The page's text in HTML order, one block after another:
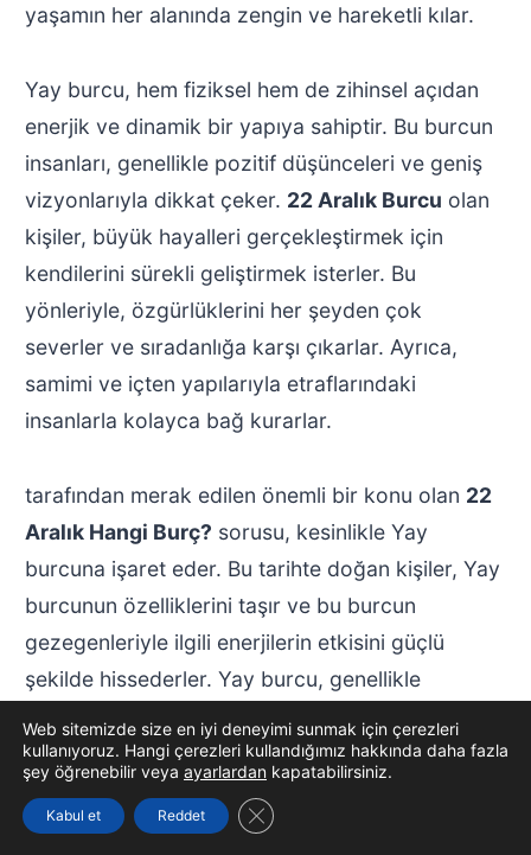
yaşamın her alanında zengin ve hareketli kılar.
Yay burcu, hem fiziksel hem de zihinsel açıdan
enerjik ve dinamik bir yapıya sahiptir. Bu burcun
insanları, genellikle pozitif düşünceleri ve geniş
vizyonlarıyla dikkat çeker. 22 Aralık Burcu olan
kişiler, büyük hayalleri gerçekleştirmek için
kendilerini sürekli geliştirmek isterler. Bu
yönleriyle, özgürlüklerini her şeyden çok
severler ve sıradanlığa karşı çıkarlar. Ayrıca,
samimi ve içten yapılarıyla etraflarındaki
insanlarla kolayca bağ kurarlar.
tarafından merak edilen önemli bir konu olan 22
Aralık Hangi Burç? sorusu, kesinlikle Yay
burcuna işaret eder. Bu tarihte doğan kişiler, Yay
burcunun özelliklerini taşır ve bu burcun
gezegenleriyle ilgili enerjilerin etkisini güçlü
şekilde hissederler. Yay burcu, genellikle
bireyleri temsil eder ve 22 Aralık itibariyle bu
özellikler öne çıkar.
Web sitemizde size en iyi deneyimi sunmak için çerezleri
kullanıyoruz. Hangi çerezleri kullandığımız hakkında daha fazla
şey öğrenebilir veya ayarlardan kapatabilirsiniz.
Kabul et Reddet GDPR çerez şeridini kapat